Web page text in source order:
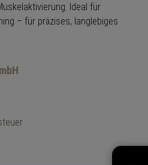
Ideal für
– für präzises, langlebiges